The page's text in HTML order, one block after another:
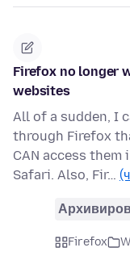
Firefox no longer
websites
All of a sudden, I
through Firefox
CAN access them
Safari. Also, Fir…
Firefox